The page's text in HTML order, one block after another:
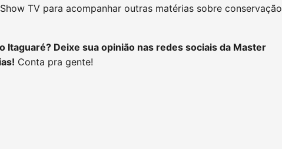
TV para acompanhar outras matérias sobre conservação
Itaguaré? Deixe sua opinião nas redes sociais da Master
Conta pra gente!